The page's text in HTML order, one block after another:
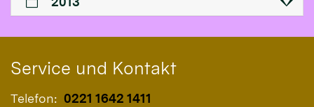
Service und Kontakt
Telefon: 0221 1642 1411